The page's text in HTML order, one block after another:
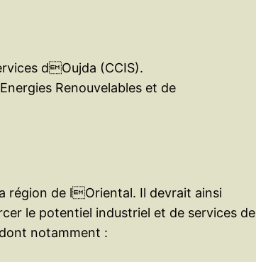
dOujda (CCIS).
Renouvelables et de
région de lOriental. Il devrait ainsi
le potentiel industriel et de services de
notamment :